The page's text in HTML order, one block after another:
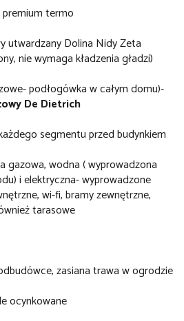
termo
utwardzany Dolina Nidy Zeta
nie wymaga kładzenia gładzi)
podłogówka w całym domu)-
De Dietrich
segmentu przed budynkiem
gazowa, wodna ( wyprowadzona
i elektryczna- wyprowadzone
wi-fi, bramy zewnętrzne,
tarasowe
zasiana trawa w ogrodzie
ocynkowane